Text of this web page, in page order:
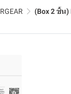
(Box 2 ชิ้น)